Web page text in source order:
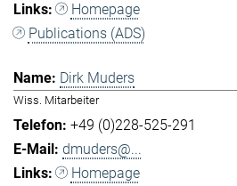
Homepage
Publications (ADS)
Dirk Muders
Wiss. Mitarbeiter
+49 (0)228-525-291
dmuders@...
Homepage